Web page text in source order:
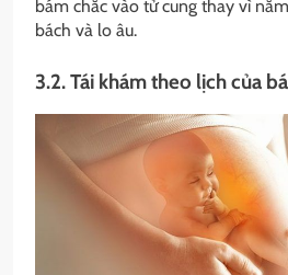
bám chắc vào tử cung thay vì
bách và lo âu.
3.2. Tái khám theo lịch của